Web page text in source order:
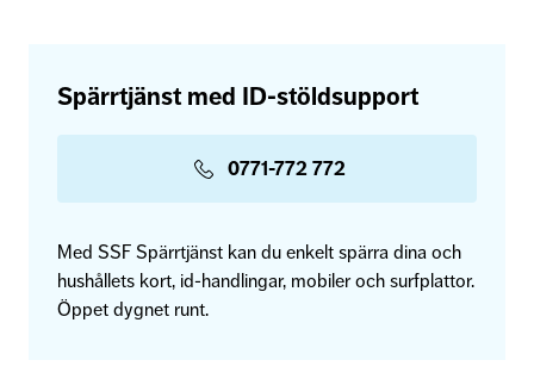
Spärrtjänst med ID-stöldsupport
0771-772 772
Med SSF Spärrtjänst kan du enkelt spärra dina och
hushållets kort, id-handlingar, mobiler och surfplattor.
Öppet dygnet runt.